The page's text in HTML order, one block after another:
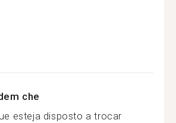
che
esteja disposto a trocar